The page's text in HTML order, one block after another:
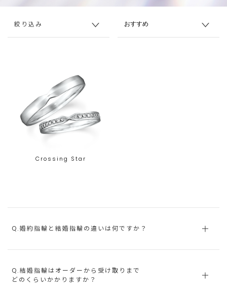
絞り込み
Crossing Star
Q.婚約指輪と結婚指輪の違いは何ですか？
Q.結婚指輪はオーダーから受け取りまで
どのくらいかかりますか？